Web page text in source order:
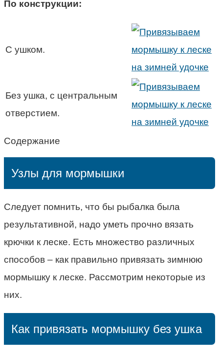
По конструкции:
С ушком.
Без ушка, с центральным
отверстием.
Содержание
Узлы для мормышки
Следует помнить, что бы рыбалка была
результативной, надо уметь прочно вязать
крючки к леске. Есть множество различных
способов – как правильно привязать зимнюю
мормышку к леске. Рассмотрим некоторые из
них.
Как привязать мормышку без ушка